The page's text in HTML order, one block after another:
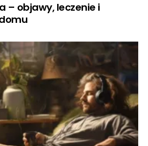
– objawy, leczenie i